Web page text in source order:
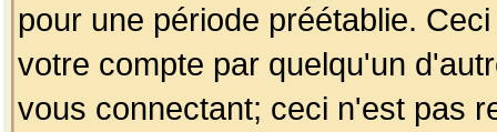
pour une période préétablie.
votre compte par quelqu'un
vous connectant; ceci n'est pas